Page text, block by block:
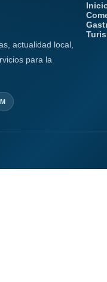
actualidad local,
para la